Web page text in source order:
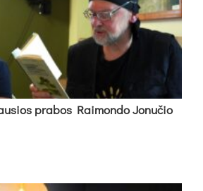
pra­bos Rai­mon­do Jo­nu­čio